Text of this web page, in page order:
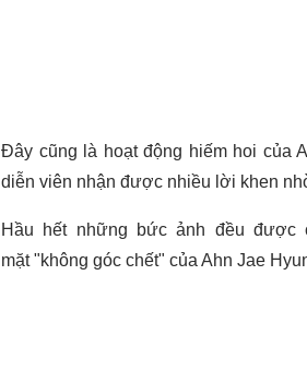
Đây cũng là hoạt động hiếm hoi của
diễn viên nhận được nhiều lời khen
Hầu hết những bức ảnh đều được
mặt "không góc chết" của Ahn Jae